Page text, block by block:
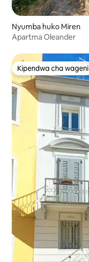
Nyumba huko Miren
Apartma Oleander
Kipendwa cha wageni
Kipendwa cha wageni